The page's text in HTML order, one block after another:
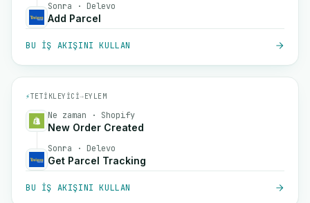
Sonra · Delevo
Add Parcel
BU IŞ AKIŞINI KULLAN
⚡TETIKLEYICI→EYLEM
Ne zaman · Shopify
New Order Created
Sonra · Delevo
Get Parcel Tracking
BU IŞ AKIŞINI KULLAN